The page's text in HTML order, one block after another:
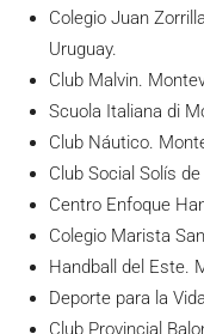
Colegio Juan
Uruguay.
Club Malvin.
Scuola Italiana di
Club Náutico.
Club Social Solís
Centro Enfoque
Colegio Marista
Handball del Este.
Deporte para la
Club Provincial